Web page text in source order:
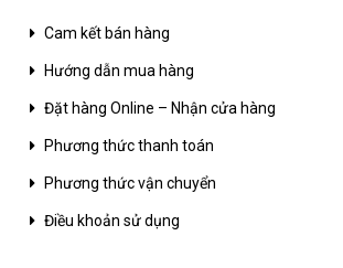
Cam kết bán hàng
Hướng dẫn mua hàng
Đặt hàng Online – Nhận cửa hàng
Phương thức thanh toán
Phương thức vận chuyển
Điều khoản sử dụng